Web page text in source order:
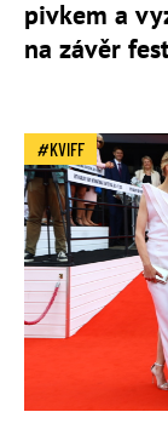
pivkem a
na závěr
KVIFF